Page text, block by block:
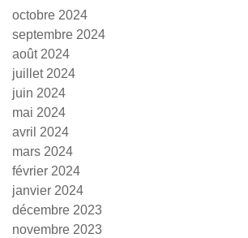
octobre 2024
septembre 2024
août 2024
juillet 2024
juin 2024
mai 2024
avril 2024
mars 2024
février 2024
janvier 2024
décembre 2023
novembre 2023